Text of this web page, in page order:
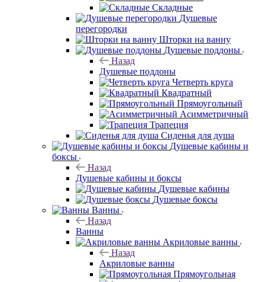
Складные
Душевые
перегородки
Шторки на ванну
Душевые поддоны
Назад
Душевые поддоны
Четверть круга
Квадратный
Прямоугольный
Асимметричный
Трапеция
Сиденья для душа
Душевые кабины и
боксы
Назад
Душевые кабины и боксы
Душевые кабины
Душевые боксы
Ванны
Назад
Ванны
Акриловые ванны
Назад
Акриловые ванны
Прямоугольная